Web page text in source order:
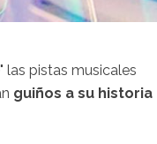
las pistas musicales
guiños a su historia